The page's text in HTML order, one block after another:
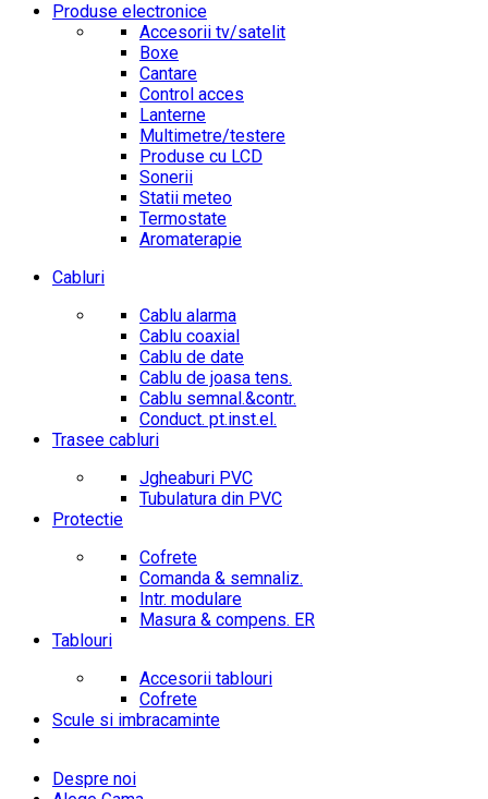
Produse electronice
Accesorii tv/satelit
Boxe
Cantare
Control acces
Lanterne
Multimetre/testere
Produse cu LCD
Sonerii
Statii meteo
Termostate
Aromaterapie
Cabluri
Cablu alarma
Cablu coaxial
Cablu de date
Cablu de joasa tens.
Cablu semnal.&contr.
Conduct. pt.inst.el.
Trasee cabluri
Jgheaburi PVC
Tubulatura din PVC
Protectie
Cofrete
Comanda & semnaliz.
Intr. modulare
Masura & compens. ER
Tablouri
Accesorii tablouri
Cofrete
Scule si imbracaminte
Despre noi